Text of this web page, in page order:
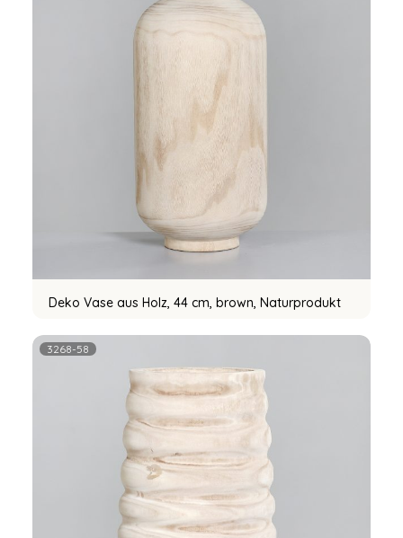
Deko Vase aus Holz, 44 cm, brown, Naturprodukt
3268-58